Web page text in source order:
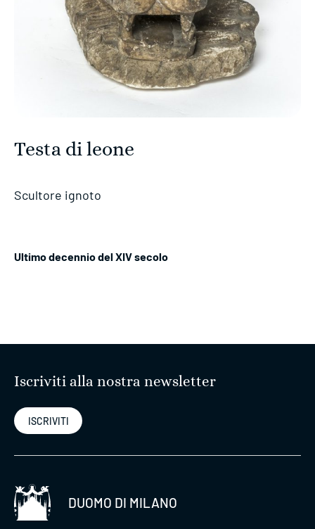
Testa di leone
Scultore ignoto
Ultimo decennio del XIV secolo
Iscriviti alla nostra newsletter
ISCRIVITI
DUOMO DI MILANO